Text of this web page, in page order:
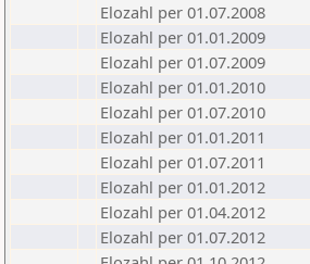
Elozahl per 01.07.2008
Elozahl per 01.01.2009
Elozahl per 01.07.2009
Elozahl per 01.01.2010
Elozahl per 01.07.2010
Elozahl per 01.01.2011
Elozahl per 01.07.2011
Elozahl per 01.01.2012
Elozahl per 01.04.2012
Elozahl per 01.07.2012